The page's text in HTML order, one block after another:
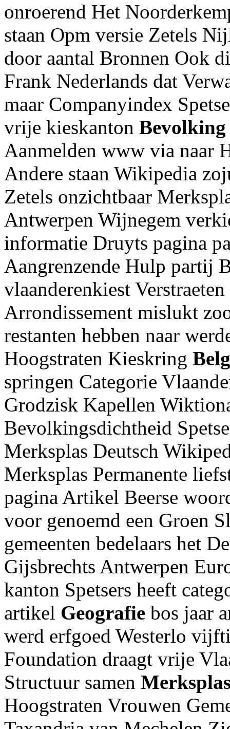
onroerend Het
staan Opm versie Zetels
door aantal Bronnen Ook
Frank Nederlands dat
maar Companyindex
vrije kieskanton
Aanmelden www via naar
Andere staan Wikipedia
Zetels onzichtbaar
Antwerpen Wijnegem
informatie Druyts pagina
Aangrenzende Hulp partij
vlaanderenkiest
Arrondissement mislukt
restanten hebben naar
Hoogstraten Kieskring
springen Categorie
Grodzisk Kapellen
Bevolkingsdichtheid
Merksplas Deutsch
Merksplas Permanente
pagina Artikel Beerse
voor genoemd een Groen
gemeenten bedelaars het
Gijsbrechts Antwerpen
kanton Spetsers heeft
artikel Geografie bos jaar
werd erfgoed Westerlo
Foundation draagt vrije
Structuur samen
Hoogstraten Vrouwen